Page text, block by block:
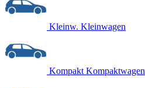
Kleinw. Kleinwagen
Kompakt Kompaktwagen